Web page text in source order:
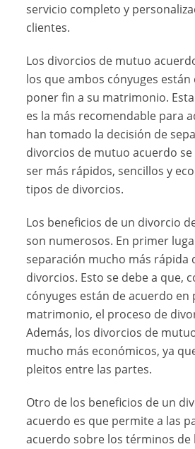
servicio completo y
clientes.
Los divorcios de mutuo
los que ambos cónyuges
poner fin a su matrimonio.
es la más recomendable para
han tomado la decisión de
divorcios de mutuo acuerdo
ser más rápidos, sencillos y
tipos de divorcios.
Los beneficios de un divorcio
son numerosos. En primer
separación mucho más rápida
divorcios. Esto se debe a que,
cónyuges están de acuerdo en
matrimonio, el proceso de
Además, los divorcios de
mucho más económicos, ya
pleitos entre las partes.
Otro de los beneficios de un
acuerdo es que permite a las
acuerdo sobre los términos de